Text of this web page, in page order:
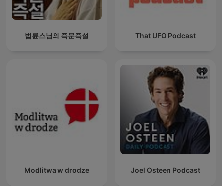
법륜스님의 즉문즉설 That UFO Podcast
Modlitwa w drodze Joel Osteen Podcast